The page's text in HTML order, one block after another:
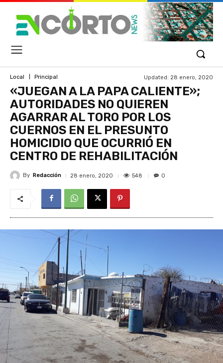
Local Principal Updated: 28 enero, 2020
«JUEGAN A LA PAPA CALIENTE»;
AUTORIDADES NO QUIEREN
AGARRAR AL TORO POR LOS
CUERNOS EN EL PRESUNTO
HOMICIDIO QUE OCURRIÓ EN
CENTRO DE REHABILITACIÓN
By Redacción 28 enero, 2020 548 0